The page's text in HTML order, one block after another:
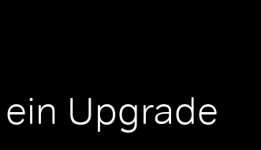
Upgrade